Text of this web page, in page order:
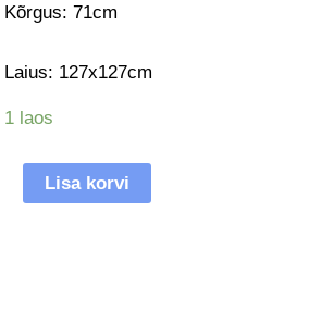
Kõrgus: 71cm
Laius: 127x127cm
1 laos
Lisa korvi